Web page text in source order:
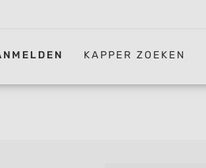
KAPPER ZOEKEN